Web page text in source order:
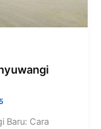
Baru: Cara